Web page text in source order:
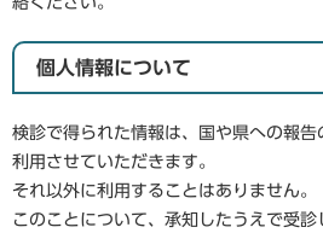
個人情報について
検診で得られた情報は、国や県への報
利用させていただきます。
それ以外に利用することはありません。
このことについて、承知したうえで受